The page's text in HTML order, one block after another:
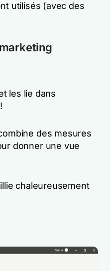
utilisés (avec des
les lie dans
des mesures
donner une vue
chaleureusement